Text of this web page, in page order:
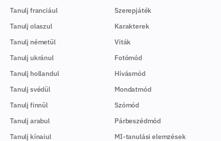
Tanulj franciául
Tanulj olaszul
Tanulj németül
Tanulj ukránul
Tanulj hollandul
Tanulj svédül
Tanulj finnül
Tanulj arabul
Tanulj kínaiul
Szerepjáték
Karakterek
Viták
Fotómód
Hívásmód
Mondatmód
Szómód
Párbeszédmód
MI-tanulási elemzések